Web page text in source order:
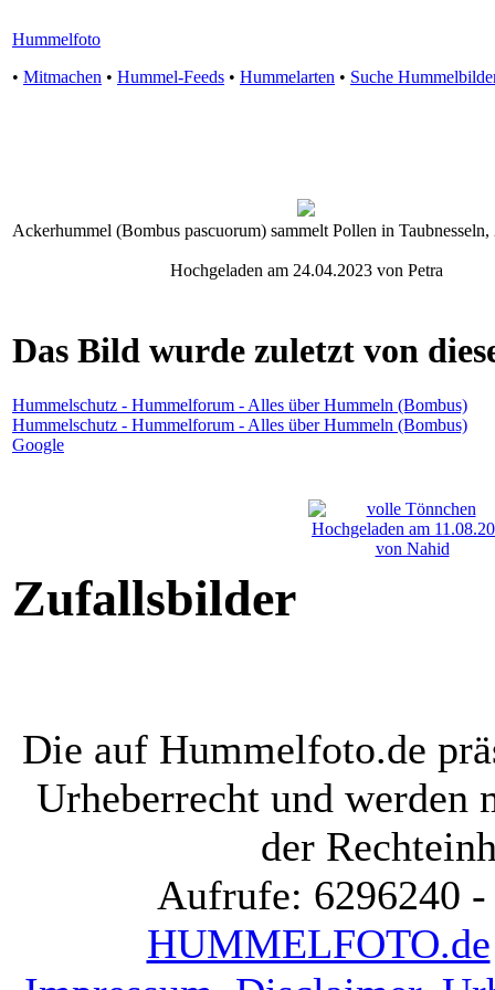
Hummelfoto
• Mitmachen • Hummel-Feeds • Hummelarten • Suche
Ackerhummel (Bombus pascuorum) sammelt Pollen in
Hochgeladen am 24.04.2023 von Petra
Das Bild wurde zuletzt von
Hummelschutz - Hummelforum - Alles über Hummeln (Bombus)
Hummelschutz - Hummelforum - Alles über Hummeln (Bombus)
Google
Zufallsbilder
Die auf Hummelfoto.de
Urheberrecht und werden
der
Aufrufe: 6296240
HUMMELFOTO.de